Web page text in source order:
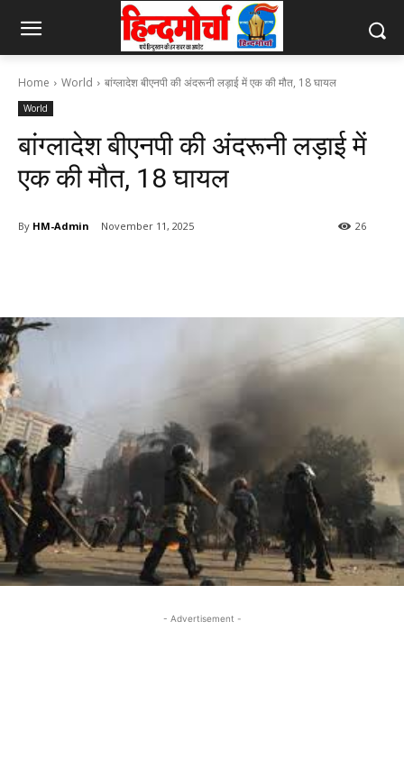
Home World बांग्लादेश बीएनपी की अंदरूनी लड़ाई में एक की मौत, 18 घायल
World
बांग्लादेश बीएनपी की अंदरूनी लड़ाई में
एक की मौत, 18 घायल
By HM-Admin November 11, 2025 26
- Advertisement -